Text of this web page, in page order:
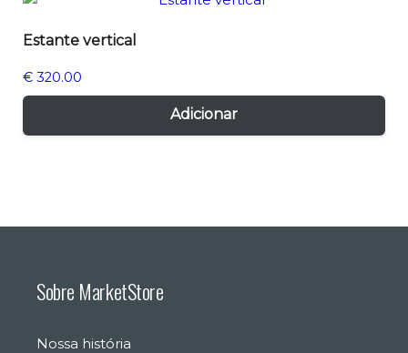
Estante vertical
€ 320.00
Adicionar
Sobre MarketStore
Nossa história